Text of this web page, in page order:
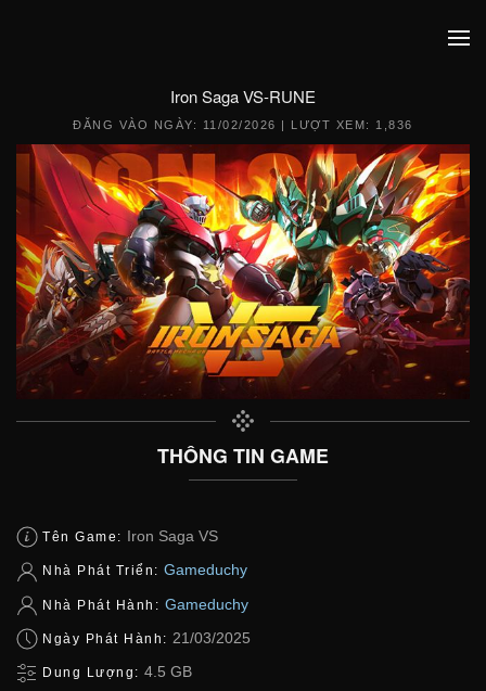
Iron Saga VS-RUNE
ĐĂNG VÀO NGÀY: 11/02/2026 | LƯỢT XEM: 1,836
THÔNG TIN GAME
Tên Game: Iron Saga VS
Nhà Phát Triển: Gameduchy
Nhà Phát Hành: Gameduchy
Ngày Phát Hành: 21/03/2025
Dung Lượng: 4.5 GB